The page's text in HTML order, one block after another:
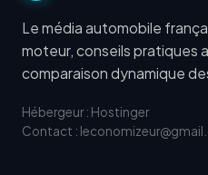
Le média automobile
moteur, conseils pratiques
comparaison dynamique
Hébergeur : Hostinger
Contact :